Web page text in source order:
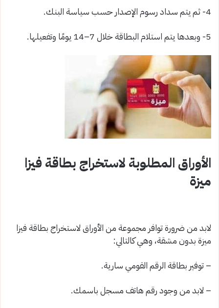
4- ثم يتم سداد رسوم الإصدار حسب سياسة البنك.
5- وبعدها يتم استلام البطاقة خلال 7–14 يومًا وتفعيلها.
الأوراق المطلوبة لاستخراج بطاقة فيزا
ميزة
لابد من ضرورة توافر مجموعة من الأوراق لاستخراج بطاقة فيزا
ميزة بدون مشقة، وهي كالتالي:
– توفير بطاقة الرقم القومي سارية.
– لابد من وجود رقم هاتف مسجل باسمك.